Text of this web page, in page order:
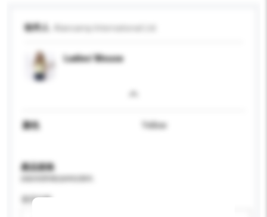
收件人
Ladies' Blouse
顏色 Yellow
產品規格
適用年齡